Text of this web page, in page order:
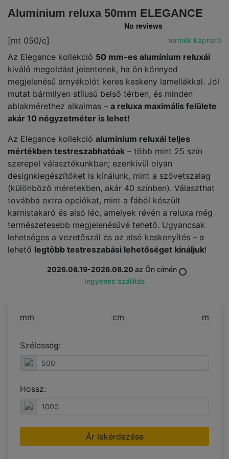
Alumínium reluxa 50mm ELEGANCE
[mt 050/c] termék kapható
Az Elegance kollekció 50 mm-es alumínium reluxái
kiváló megoldást jelentenek, ha ön könnyed
megjelenésű árnyékolót keres keskeny lamellákkal. Jól
mutat bármilyen stílusú belső térben, és minden
ablakmérethez alkalmas – a reluxa maximális felülete
akár 10 négyzetméter is lehet!
Az Elegance kollekció alumínium reluxái teljes
mértékben testreszabhatóak – több mint 25 szín
szerepel választékunkban; ezenkívül olyan
designkiegészítőket is kínálunk, mint a szövetszalag
(különböző méretekben, akár 40 színben). Választhat
továbbá extra opciókat, mint a fából készült
karnistakaró és alsó léc, amelyek révén a reluxa még
természetesebb megjelenésűvé tehető. Ugyancsak
lehetséges a vezetőszál és az alsó keskenyítés – a
lehető legtöbb testreszabási lehetőséget kínáljuk!
2026.08.19-2026.08.20 az Ön címén
Ingyenes szállítás
mm cm m
Szélesség:
Hossz:
Ár lekérdezése